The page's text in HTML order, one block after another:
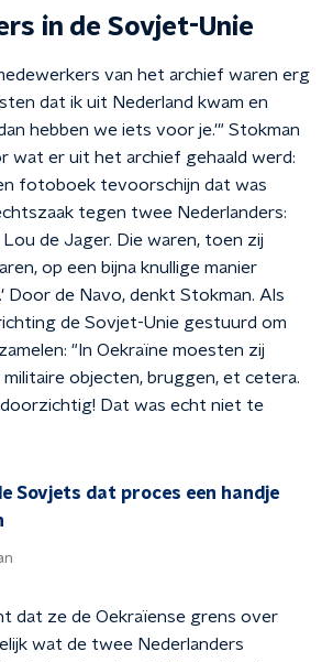
in de Sovjet-Unie
van het archief waren erg
dat ik uit Nederland kwam en
hebben we iets voor je.'" Stokman
wat er uit het archief gehaald werd:
fotoboek tevoorschijn dat was
tegen twee Nederlanders:
de Jager. Die waren, toen zij
op een bijna knullige manier
Door de Navo, denkt Stokman. Als
de Sovjet-Unie gestuurd om
"In Oekraïne moesten zij
militaire objecten, bruggen, et cetera.
Dat was echt niet te
Sovjets dat proces een handje
dat ze de Oekraïense grens over
wat de twee Nederlanders